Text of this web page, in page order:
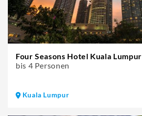
Four Seasons Hotel Kuala Lumpur
bis 4 Personen
Kuala Lumpur